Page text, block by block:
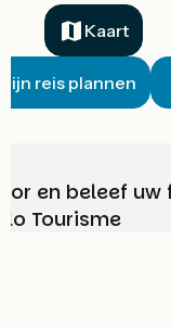
Kaart
Mijn reis plannen
en beleef
Tourisme